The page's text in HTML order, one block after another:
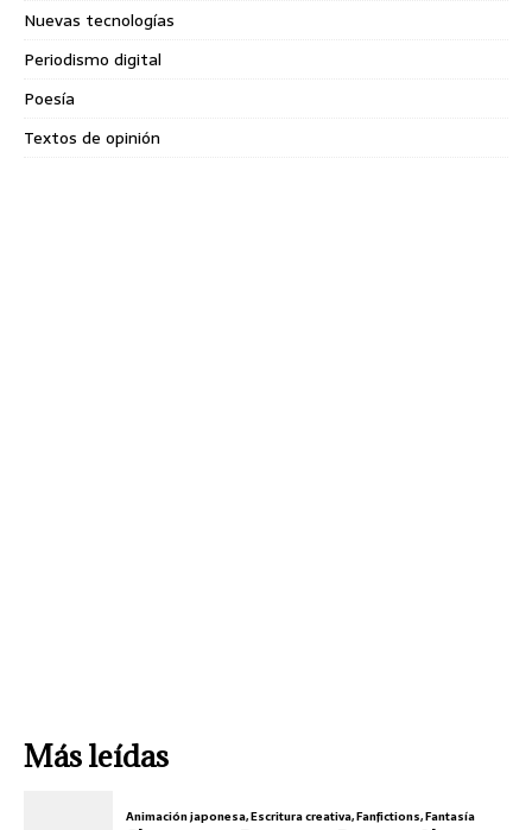
Nuevas tecnologías
Periodismo digital
Poesía
Textos de opinión
Más leídas